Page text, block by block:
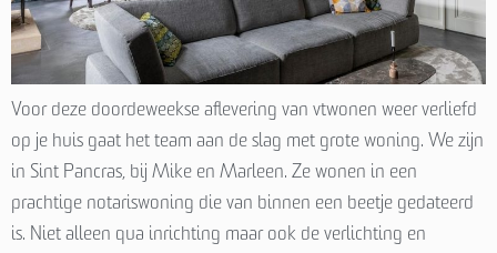
Voor deze doordeweekse aflevering van vtwonen weer verliefd
op je huis gaat het team aan de slag met grote woning. We zijn
in Sint Pancras, bij Mike en Marleen. Ze wonen in een
prachtige notariswoning die van binnen een beetje gedateerd
is. Niet alleen qua inrichting maar ook de verlichting en